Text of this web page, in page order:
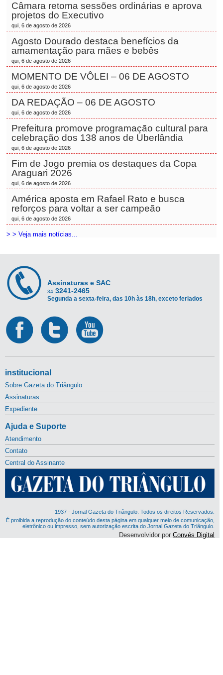
Câmara retoma sessões ordinárias e aprova
projetos do Executivo
qui, 6 de agosto de 2026
Agosto Dourado destaca benefícios da
amamentação para mães e bebês
qui, 6 de agosto de 2026
MOMENTO DE VÔLEI – 06 DE AGOSTO
qui, 6 de agosto de 2026
DA REDAÇÃO – 06 DE AGOSTO
qui, 6 de agosto de 2026
Prefeitura promove programação cultural para
celebração dos 138 anos de Uberlândia
qui, 6 de agosto de 2026
Fim de Jogo premia os destaques da Copa
Araguari 2026
qui, 6 de agosto de 2026
América aposta em Rafael Rato e busca
reforços para voltar a ser campeão
qui, 6 de agosto de 2026
> > Veja mais notícias...
Assinaturas e SAC
34 3241-2465
Segunda a sexta-feira, das 10h às 18h, exceto feriados
institucional
Sobre Gazeta do Triângulo
Assinaturas
Expediente
Ajuda e Suporte
Atendimento
Contato
Central do Assinante
1937 - Jornal Gazeta do Triângulo. Todos os direitos Reservados.
É proibida a reprodução do conteúdo desta página em qualquer meio de comunicação,
eletrônico ou impresso, sem autorização escrita do Jornal Gazeta do Triângulo.
Desenvolvidor porConvés Digital